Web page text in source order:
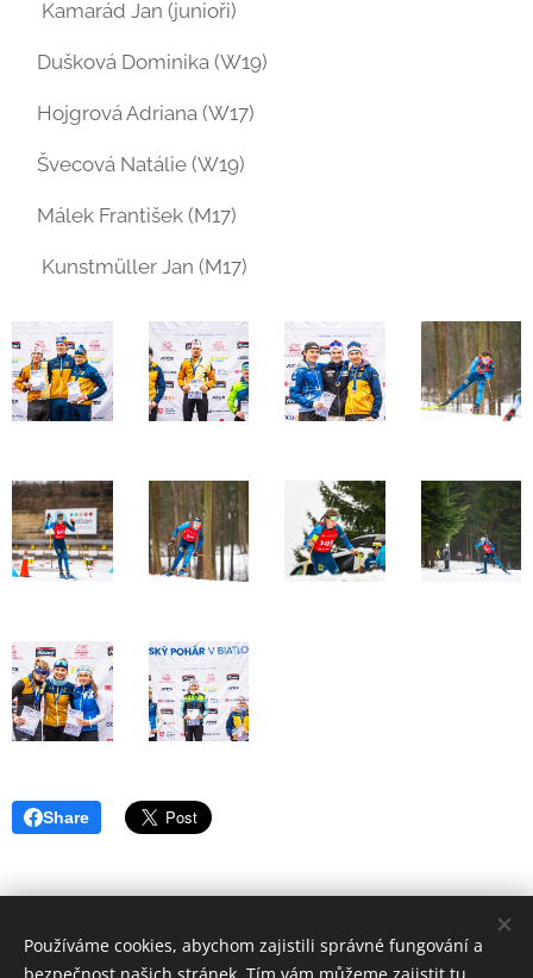
🥈 Kamarád Jan (junioři)
🥈Dušková Dominika (W19)
🥈Hojgrová Adriana (W17)
🥉Švecová Natálie (W19)
🥉Málek František (M17)
🥉 Kunstmüller Jan (M17)
Share
Vysočina Arena © 2024
Používáme cookies, abychom zajistili správné fungování a